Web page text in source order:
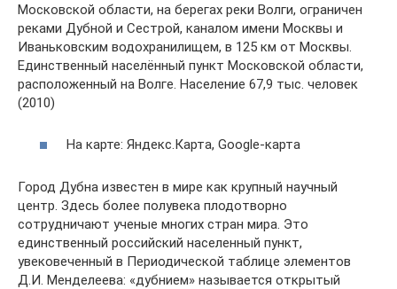
Московской области, на берегах реки Волги, ограничен
реками Дубной и Сестрой, каналом имени Москвы и
Иваньковским водохранилищем, в 125 км от Москвы.
Единственный населённый пункт Московской области,
расположенный на Волге. Население 67,9 тыс. человек
(2010)
На карте: Яндекс.Карта, Google-карта
Город Дубна известен в мире как крупный научный
центр. Здесь более полувека плодотворно
сотрудничают ученые многих стран мира. Это
единственный российский населенный пункт,
увековеченный в Периодической таблице элементов
Д.И. Менделеева: «дубнием» называется открытый